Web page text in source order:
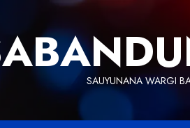
content
SAUYUNANA WARGI